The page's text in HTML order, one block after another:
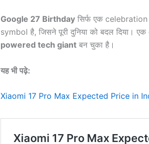
Google 27 Birthday सिर्फ एक
symbol है, जिसने पूरी दुनिया को बदल
powered tech giant बन चुका है।
यह भी पढ़े:
Xiaomi 17 Pro Max Expected Price in